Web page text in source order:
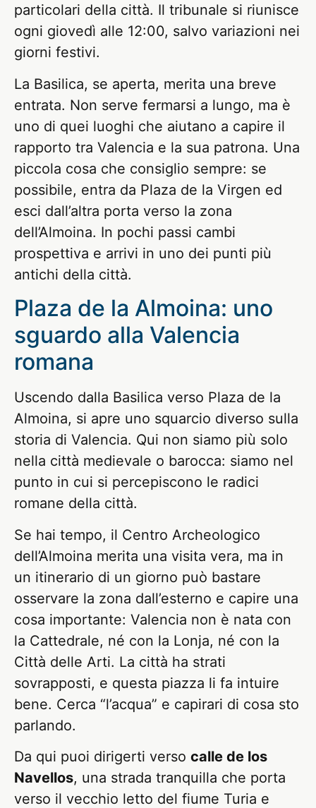
particolari della città. Il tribunale si riunisce
ogni giovedì alle 12:00, salvo variazioni nei
giorni festivi.
La Basilica, se aperta, merita una breve
entrata. Non serve fermarsi a lungo, ma è
uno di quei luoghi che aiutano a capire il
rapporto tra Valencia e la sua patrona. Una
piccola cosa che consiglio sempre: se
possibile, entra da Plaza de la Virgen ed
esci dall’altra porta verso la zona
dell’Almoina. In pochi passi cambi
prospettiva e arrivi in uno dei punti più
antichi della città.
Plaza de la Almoina: uno
sguardo alla Valencia
romana
Uscendo dalla Basilica verso Plaza de la
Almoina, si apre uno squarcio diverso sulla
storia di Valencia. Qui non siamo più solo
nella città medievale o barocca: siamo nel
punto in cui si percepiscono le radici
romane della città.
Se hai tempo, il Centro Archeologico
dell’Almoina merita una visita vera, ma in
un itinerario di un giorno può bastare
osservare la zona dall’esterno e capire una
cosa importante: Valencia non è nata con
la Cattedrale, né con la Lonja, né con la
Città delle Arti. La città ha strati
sovrapposti, e questa piazza li fa intuire
bene. Cerca “l’acqua” e capirari di cosa sto
parlando.
Da qui puoi dirigerti verso calle de los
Navellos, una strada tranquilla che porta
verso il vecchio letto del fiume Turia e